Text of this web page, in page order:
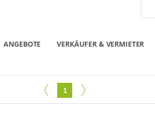
ANGEBOTE VERKÄUFER & VERMIETER
1